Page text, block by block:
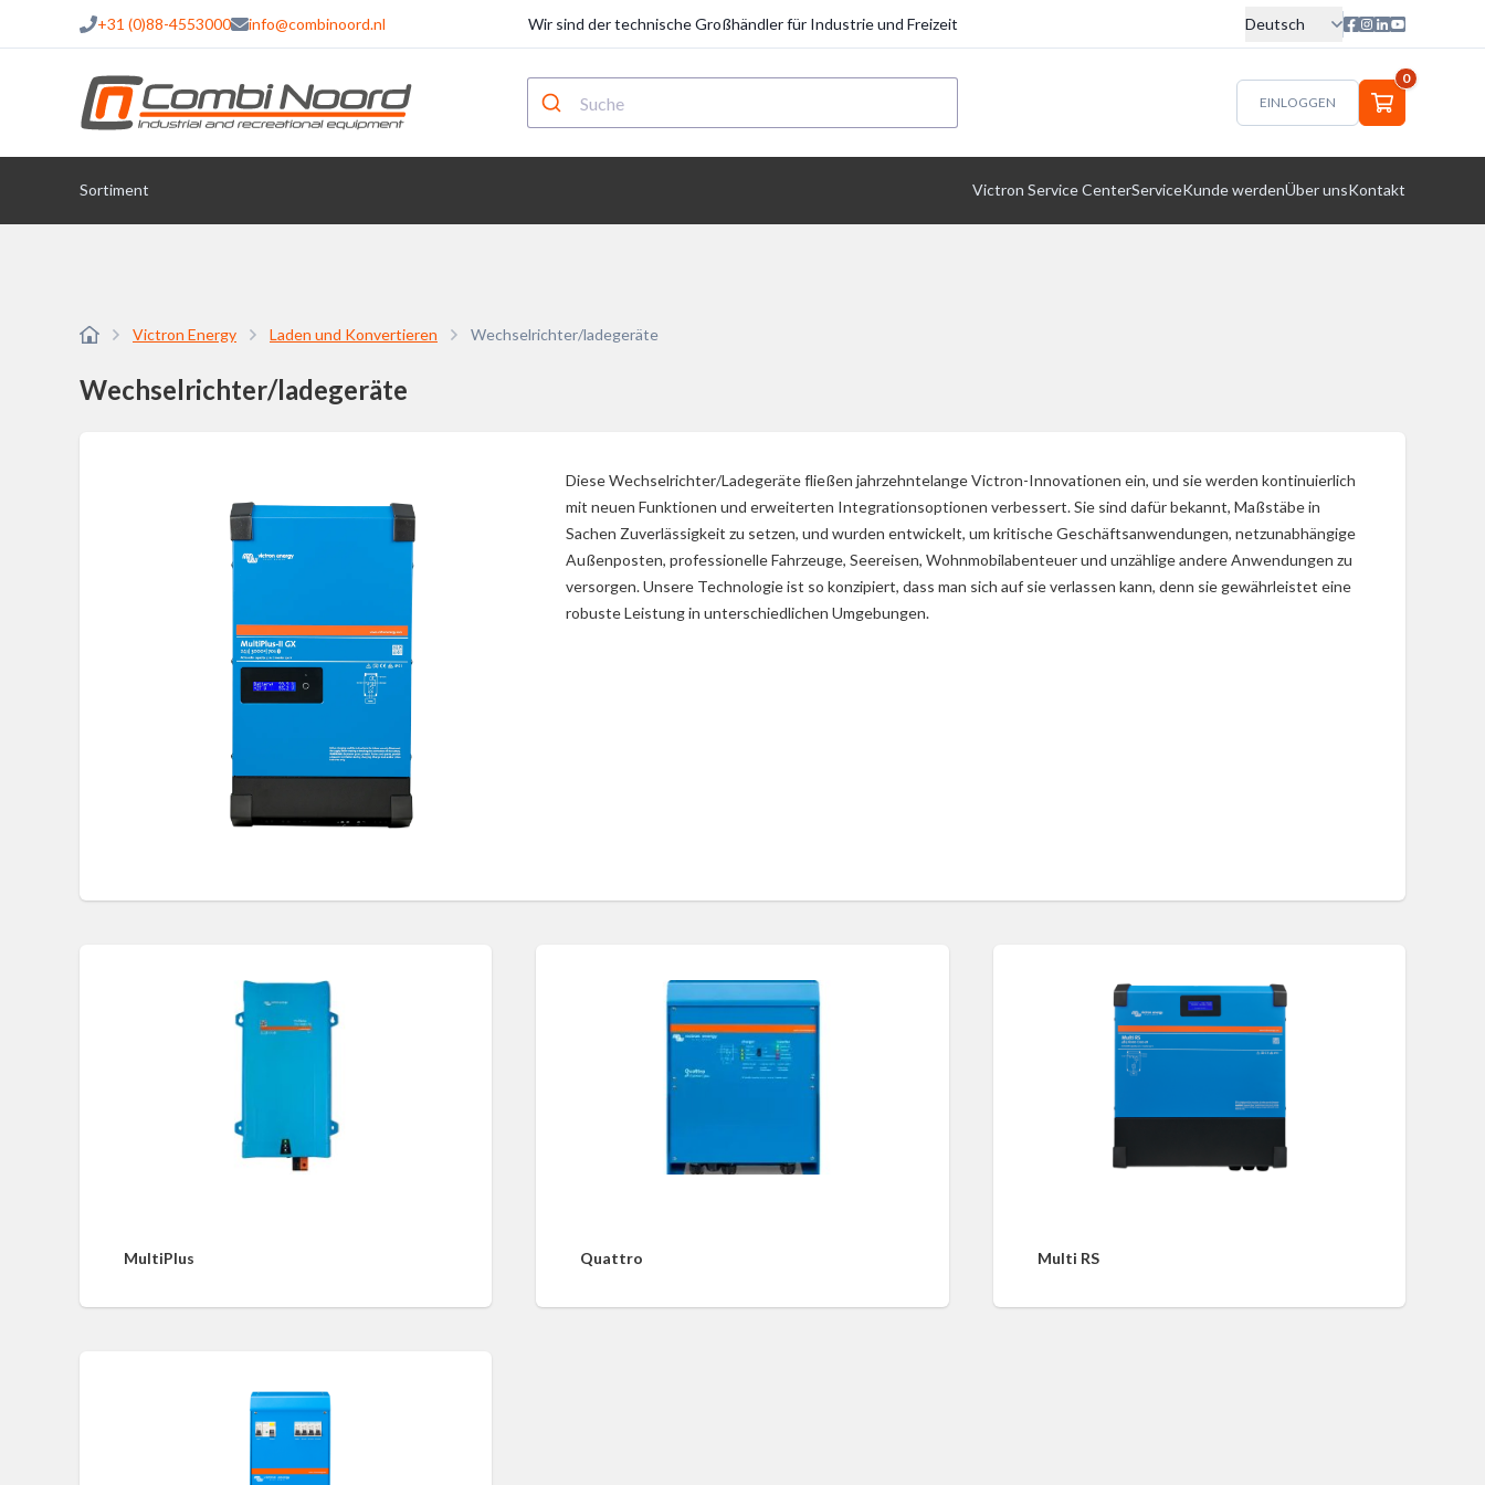
+31 (0)88-4553000 info@combinoord.nl Wir sind der technische Großhändler für Industrie und Freizeit Deutsch
EINLOGGEN
0
Sortiment Victron Service CenterServiceKunde werdenÜber unsKontakt
Victron Energy Laden und Konvertieren Wechselrichter/ladegeräte
Wechselrichter/ladegeräte
Diese Wechselrichter/Ladegeräte fließen jahrzehntelange Victron-Innovationen ein, und sie werden kontinuierlich
mit neuen Funktionen und erweiterten Integrationsoptionen verbessert. Sie sind dafür bekannt, Maßstäbe in
Sachen Zuverlässigkeit zu setzen, und wurden entwickelt, um kritische Geschäftsanwendungen, netzunabhängige
Außenposten, professionelle Fahrzeuge, Seereisen, Wohnmobilabenteuer und unzählige andere Anwendungen zu
versorgen. Unsere Technologie ist so konzipiert, dass man sich auf sie verlassen kann, denn sie gewährleistet eine
robuste Leistung in unterschiedlichen Umgebungen.
MultiPlus Quattro Multi RS